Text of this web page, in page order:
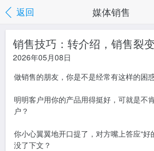
返回 媒体销售
销售技巧：转介绍，销售裂
2026年05月08日
做销售的朋友，你是不是经常有这样的困
明明客户用你的产品用得挺好，可就是不
户？
你小心翼翼地开口提了，对方嘴上答应“好
没了下文？